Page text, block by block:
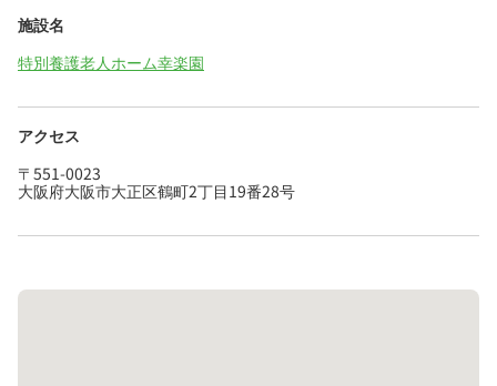
施設名
特別養護老人ホーム幸楽園
アクセス
〒551-0023
大阪府大阪市大正区鶴町2丁目19番28号